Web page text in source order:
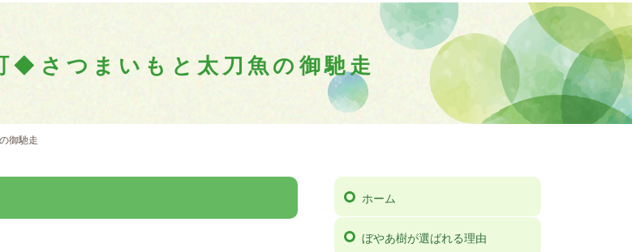
◆さつまいもと太刀魚の御馳走
御馳走
ホーム
ぼやあ樹が選ばれる理由